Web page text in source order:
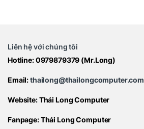
Liên hệ với chúng tôi
Hotline:0979879379 (Mr.Long)
Email:thailong@thailongcomputer.com
Website:Thái Long Computer
Fanpage:Thái Long Computer